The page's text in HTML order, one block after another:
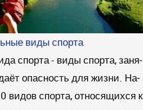
виды спорта
спорта - ви­ды спор­та, за­ня­
опас­ность для жиз­ни. На­
ви­дов спор­та, от­но­ся­щих­ся к